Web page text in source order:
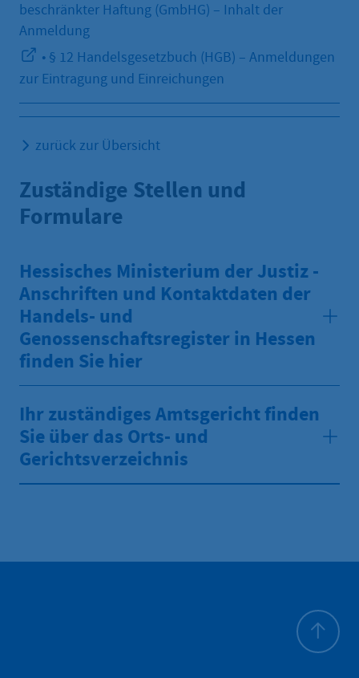
beschränkter Haftung (GmbHG) – Inhalt der
Anmeldung
• § 12 Handelsgesetzbuch (HGB) – Anmeldungen
zur Eintragung und Einreichungen
zurück zur Übersicht
Zuständige Stellen und
Formulare
Hessisches Ministerium der Justiz -
Anschriften und Kontaktdaten der
Handels- und
Genossenschaftsregister in Hessen
finden Sie hier
Ihr zuständiges Amtsgericht finden
Sie über das Orts- und
Gerichtsverzeichnis